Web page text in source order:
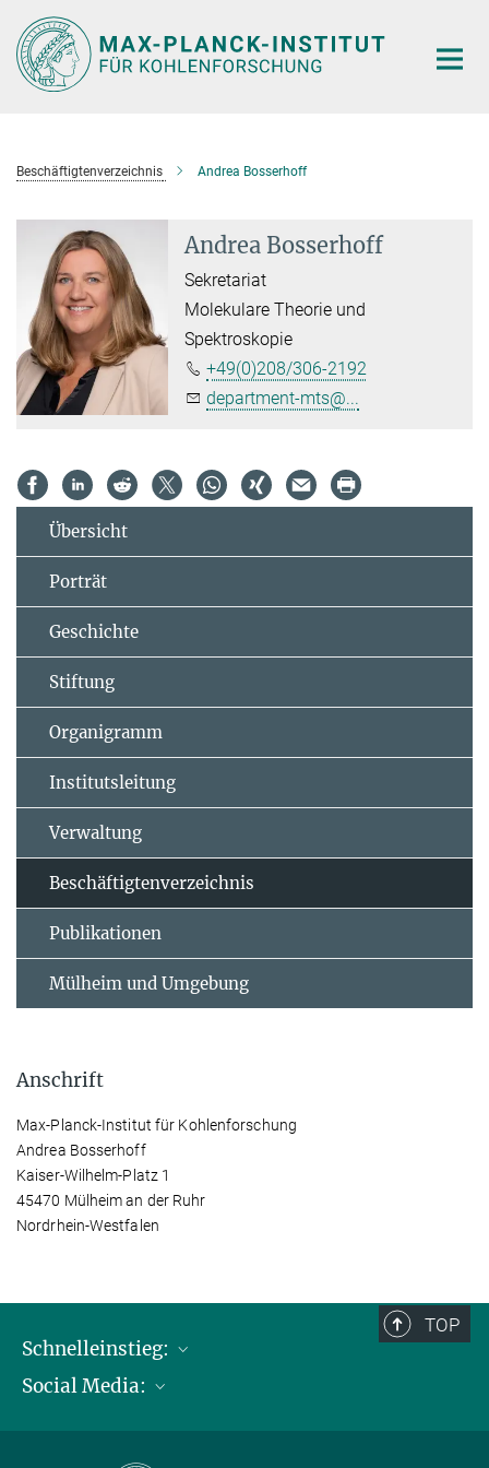
Hauptinhalt
Beschäftigtenverzeichnis Andrea Bosserhoff
Andrea Bosserhoff
Sekretariat
Molekulare Theorie und
Spektroskopie
+49(0)208/306-2192
department-mts@...
Übersicht
Porträt
Geschichte
Stiftung
Organigramm
Institutsleitung
Verwaltung
Beschäftigtenverzeichnis
Publikationen
Mülheim und Umgebung
Anschrift
Max-Planck-Institut für Kohlenforschung
Andrea Bosserhoff
Kaiser-Wilhelm-Platz 1
45470 Mülheim an der Ruhr
Nordrhein-Westfalen
TOP
Schnelleinstieg:
Publikationen
Kontakt und Anfahrtsbeschreibung
Social Media: